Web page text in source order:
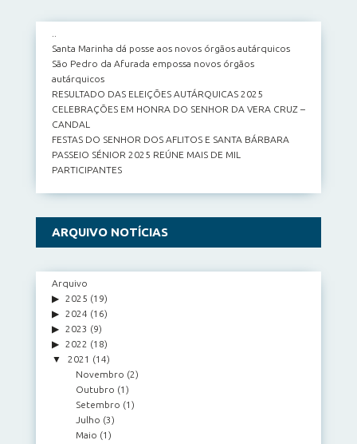
Santa Marinha dá posse aos novos órgãos autárquicos
São Pedro da Afurada empossa novos órgãos
autárquicos
RESULTADO DAS ELEIÇÕES AUTÁRQUICAS 2025
CELEBRAÇÕES EM HONRA DO SENHOR DA VERA CRUZ –
CANDAL
FESTAS DO SENHOR DOS AFLITOS E SANTA BÁRBARA
PASSEIO SÉNIOR 2025 REÚNE MAIS DE MIL
PARTICIPANTES
ARQUIVO NOTÍCIAS
Arquivo
2025 (19)
2024 (16)
2023 (9)
2022 (18)
2021 (14)
Novembro (2)
Outubro (1)
Setembro (1)
Julho (3)
Maio (1)